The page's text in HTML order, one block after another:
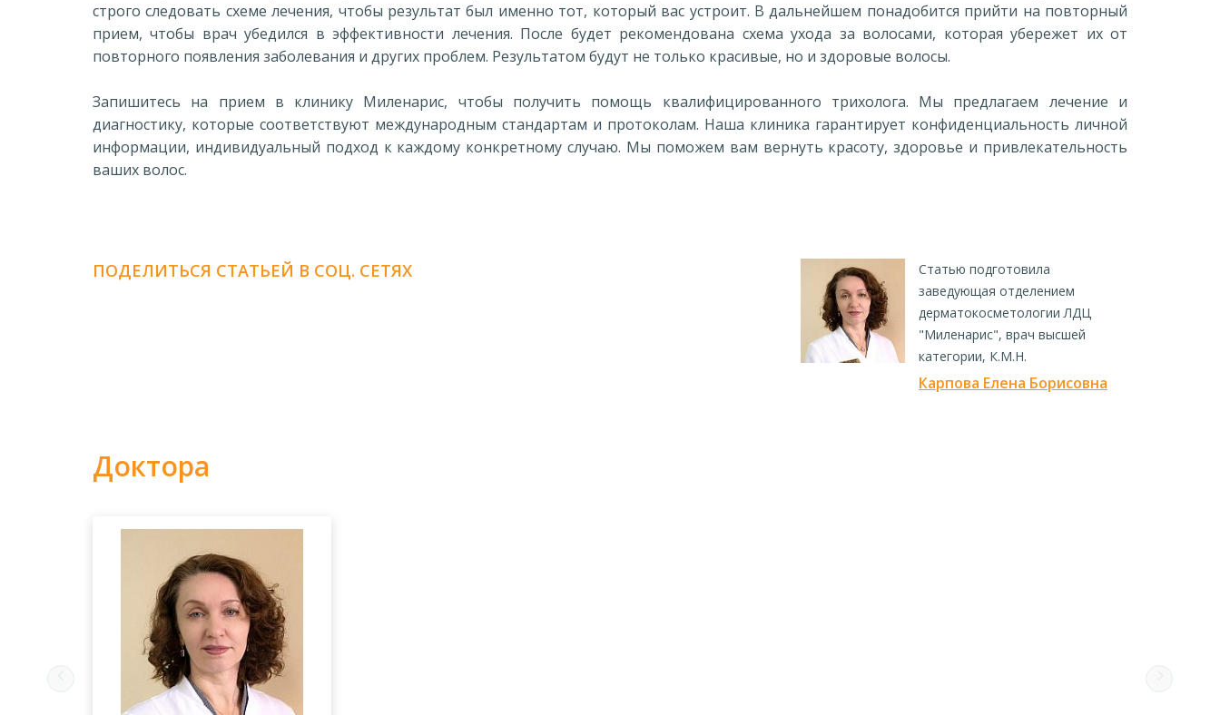
строго следовать схеме лечения, чтобы результат был именно тот, который вас устроит. В дальнейшем понадобится прийти на повторный
прием, чтобы врач убедился в эффективности лечения. После будет рекомендована схема ухода за волосами, которая убережет их от
повторного появления заболевания и других проблем. Результатом будут не только красивые, но и здоровые волосы.
Запишитесь на прием в клинику Миленарис, чтобы получить помощь квалифицированного трихолога. Мы предлагаем лечение и
диагностику, которые соответствуют международным стандартам и протоколам. Наша клиника гарантирует конфиденциальность личной
информации, индивидуальный подход к каждому конкретному случаю. Мы поможем вам вернуть красоту, здоровье и привлекательность
ваших волос.
ПОДЕЛИТЬСЯ СТАТЬЕЙ В СОЦ. СЕТЯХ
Статью подготовила
заведующая отделением
дерматокосметологии ЛДЦ
"Миленарис", врач высшей
категории, К.М.Н.
Карпова Елена Борисовна
Доктора